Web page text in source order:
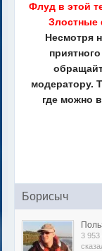
Флуд в этой
Злостные
Несмотря
модератору.
где можно
Борисыч
3